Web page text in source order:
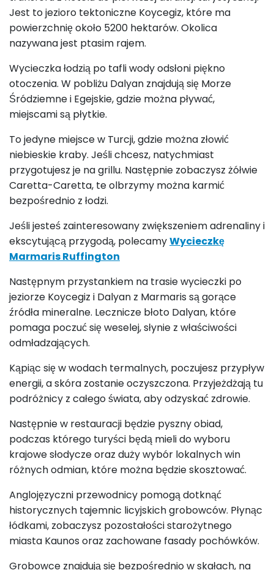
Jest to jezioro tektoniczne Koycegiz, które ma
powierzchnię około 5200 hektarów. Okolica
nazywana jest ptasim rajem.
Wycieczka łodzią po tafli wody odsłoni piękno
otoczenia. W pobliżu Dalyan znajdują się Morze
Śródziemne i Egejskie, gdzie można pływać,
miejscami są płytkie.
To jedyne miejsce w Turcji, gdzie można złowić
niebieskie kraby. Jeśli chcesz, natychmiast
przygotujesz je na grillu. Następnie zobaczysz żółwie
Caretta-Caretta, te olbrzymy można karmić
bezpośrednio z łodzi.
Jeśli jesteś zainteresowany zwiększeniem adrenaliny i
ekscytującą przygodą, polecamyWycieczkę
Marmaris Ruffington
Następnym przystankiem na trasie wycieczki po
jeziorze Koycegiz i Dalyan z Marmaris są gorące
źródła mineralne. Lecznicze błoto Dalyan, które
pomaga poczuć się weselej, słynie z właściwości
odmładzających.
Kąpiąc się w wodach termalnych, poczujesz przypływ
energii, a skóra zostanie oczyszczona. Przyjeżdżają tu
podróżnicy z całego świata, aby odzyskać zdrowie.
Następnie w restauracji będzie pyszny obiad,
podczas którego turyści będą mieli do wyboru
krajowe słodycze oraz duży wybór lokalnych win
różnych odmian, które można będzie skosztować.
Anglojęzyczni przewodnicy pomogą dotknąć
historycznych tajemnic licyjskich grobowców. Płynąc
łódkami, zobaczysz pozostałości starożytnego
miasta Kaunos oraz zachowane fasady pochówków.
Grobowce znajdują się bezpośrednio w skałach, na